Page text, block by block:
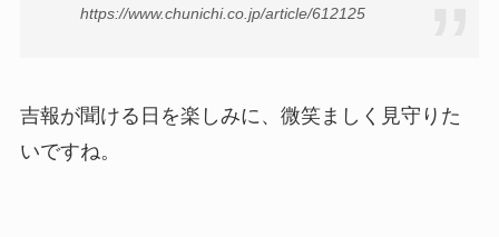
https://www.chunichi.co.jp/article/612125
吉報が聞ける日を楽しみに、微笑ましく見守りた
いですね。